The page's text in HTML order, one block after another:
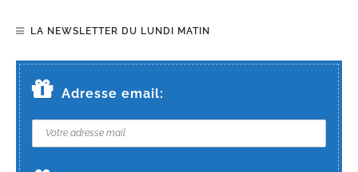
LA NEWSLETTER DU LUNDI MATIN
Adresse email: